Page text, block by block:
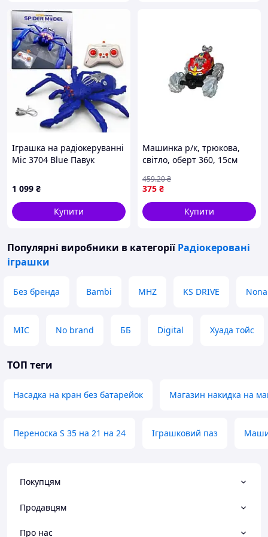
Іграшка на радіокеруванні
Mic 3704 Blue Павук
21,5*5*22,5см,
короб.25,8*6*25см
1 099 ₴
Купити
Машинка р/к, трюкова,
світло, оберт 360, 15см
METR
375 ₴
459.20₴
Купити
Популярні виробники в категорії Радіокеровані
іграшки
Без бренда Bambi MHZ KS DRIVE
MIC No brand ББ Digital Хуада тойс
ТОП теги
Насадка на кран без батарейок Магазин накидка на
Переноска S 35 на 21 на 24 Іграшковий паз
Покупцям
Продавцям
Про нас